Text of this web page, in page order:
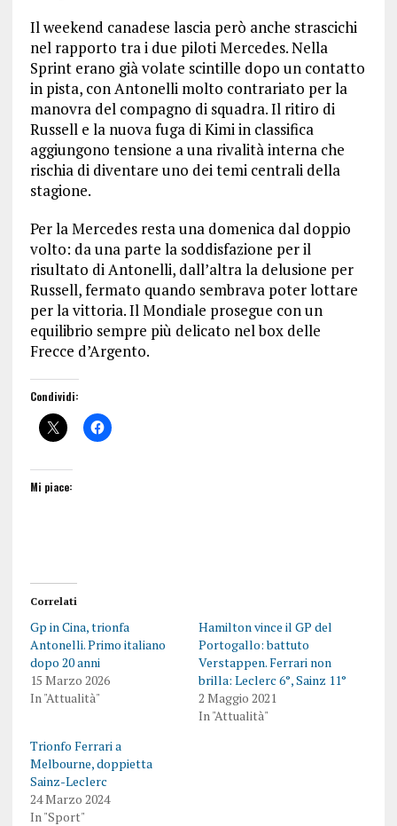
Il weekend canadese lascia però anche strascichi
nel rapporto tra i due piloti Mercedes. Nella
Sprint erano già volate scintille dopo un contatto
in pista, con Antonelli molto contrariato per la
manovra del compagno di squadra. Il ritiro di
Russell e la nuova fuga di Kimi in classifica
aggiungono tensione a una rivalità interna che
rischia di diventare uno dei temi centrali della
stagione.
Per la Mercedes resta una domenica dal doppio
volto: da una parte la soddisfazione per il
risultato di Antonelli, dall’altra la delusione per
Russell, fermato quando sembrava poter lottare
per la vittoria. Il Mondiale prosegue con un
equilibrio sempre più delicato nel box delle
Frecce d’Argento.
Condividi:
Mi piace:
Correlati
Gp in Cina, trionfa
Antonelli. Primo italiano
dopo 20 anni
15 Marzo 2026
In "Attualità"
Hamilton vince il GP del
Portogallo: battuto
Verstappen. Ferrari non
brilla: Leclerc 6°, Sainz 11°
2 Maggio 2021
In "Attualità"
Trionfo Ferrari a
Melbourne, doppietta
Sainz-Leclerc
24 Marzo 2024
In "Sport"